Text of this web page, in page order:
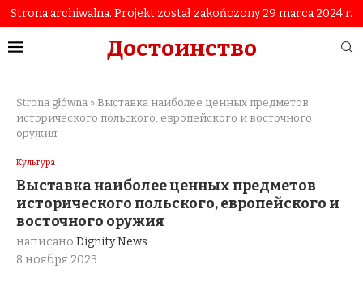
Strona archiwalna. Projekt został zakończony 29 marca 2024 r.
Достоинство
Strona główna » Выставка наиболее ценных предметов
исторического польского, европейского и восточного
оружия
Культура
Выставка наиболее ценных предметов
исторического польского, европейского и
восточного оружия
написано Dignity News
8 ноября 2023